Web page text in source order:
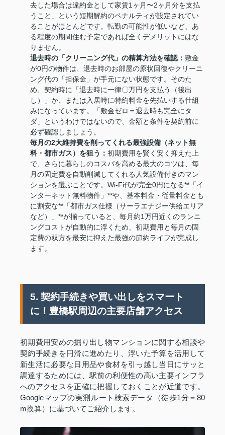
去した場合は違約金として家賃1ヶ月〜2ヶ月分を支払
うこと」という短期解約のペナルティが設定されてい
ることがほとんどです。転勤の可能性が低いなど、あ
る程度の期間住む予定であれば全くデメリットにはな
りません。
退去時の「クリーニング代」の精算方法を確認： 敷金
が0円の物件は、退去時のお部屋の原状回復やクリーニ
ング代の「担保金」が手元にない状態です。そのた
め、契約時に「退去時に一律〇万円を支払う（後出
し）」か、または入居時に特約料金を先払いする仕組
みになっています。「敷金ゼロ＝退去時も完全にタ
ダ」というわけではないので、金額と条件を契約前に
必ず確認しましょう。
毎月の2大維持費を削ってくれる最強設備（ネット無
料・都市ガス）を狙う： 初期費用を賢く安く抑えた上
で、さらに暮らしのコスパを高める最大のコツは、毎
月の固定費を自動削減してくれる人気設備付きのマン
ションを選ぶことです。Wi-Fi代が完全0円になる**「イ
ンターネット無料物件」**や、基本料金・従量料金とも
に割安な**「都市ガス仕様（サーラエナジー供給エリア
など）」**が揃っていると、毎月約1万円近くのランニ
ングコストが自動的に浮くため、初期費用と毎月の固
定費の双方を最安に抑えた最強の節約ライフが完成し
ます。
5. 契約手続きや買い出しをスマート
に！豊橋駅周辺の主要店舗アクセス
初期費用安めの掘り出し物マンションに関する相談や
契約手続きを円滑に進めたり、浮いた予算を活用して
新生活に必要な日用品や食材を引っ越し当日にサッと
調達するためには、駅前の利便性の高い主要インフラ
へのアクセスを正確に把握しておくことが近道です。
Googleマップの実測ルート検索データ（徒歩1分＝80
m換算）に基づいてご紹介します。